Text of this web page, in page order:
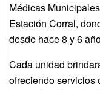
Médicas
Estación Corral,
desde hace 8 y 6
Cada unidad
ofreciendo servicios